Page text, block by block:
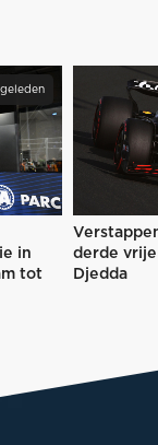
in
tot
derde
Djedda